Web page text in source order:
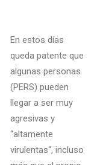
En estos días
queda patente que
algunas personas
(PERS) pueden
llegar a ser muy
agresivas y
“altamente
virulentas“, incluso